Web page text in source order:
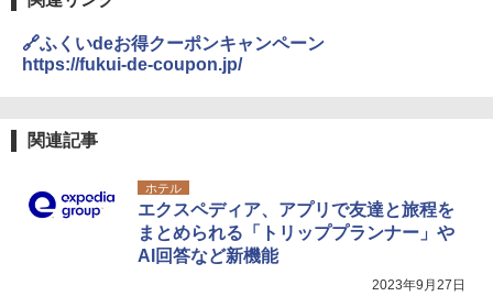
￥2,980
ィース 帽子 スナップバック a-frame 9フォー
ティー男女兼用ユニセックス 夏用 日除けUV
ケア FREE
🔗ふくいdeお得クーポンキャンペーン
https://fukui-de-coupon.jp/
関連記事
ホテル
エクスペディア、アプリで友達と旅程を
まとめられる「トリッププランナー」や
AI回答など新機能
2023年9月27日